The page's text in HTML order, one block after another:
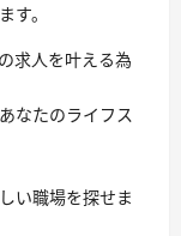
す。
求人を叶える為
なたのライフス
い職場を探せま